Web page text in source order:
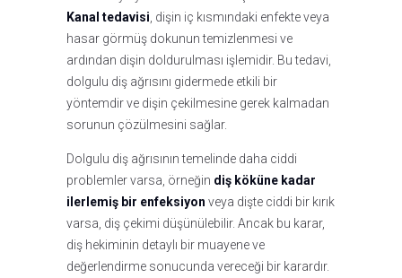
Kanal tedavisi, dişin iç kısmındaki enfekte veya
hasar görmüş dokunun temizlenmesi ve
ardından dişin doldurulması işlemidir. Bu tedavi,
dolgulu diş ağrısını gidermede etkili bir
yöntemdir ve dişin çekilmesine gerek kalmadan
sorunun çözülmesini sağlar.
Dolgulu diş ağrısının temelinde daha ciddi
problemler varsa, örneğin diş köküne kadar
ilerlemiş bir enfeksiyon veya dişte ciddi bir kırık
varsa, diş çekimi düşünülebilir. Ancak bu karar,
diş hekiminin detaylı bir muayene ve
değerlendirme sonucunda vereceği bir karardır.